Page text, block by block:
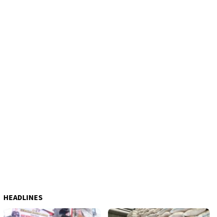
HEADLINES